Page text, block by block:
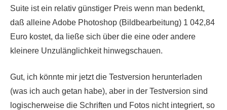
Suite ist ein relativ günstiger Preis wenn man bedenkt,
daß alleine Adobe Photoshop (Bildbearbeitung) 1 042,84
Euro kostet, da ließe sich über die eine oder andere
kleinere Unzulänglichkeit hinwegschauen.
Gut, ich könnte mir jetzt die Testversion herunterladen
(was ich auch getan habe), aber in der Testversion sind
logischerweise die Schriften und Fotos nicht integriert, so